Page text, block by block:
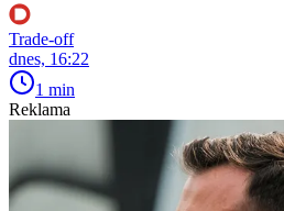
Trade-off
dnes, 16:22
1 min
Reklama